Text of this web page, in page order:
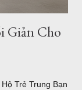
Giản Cho
Trẻ Trung Bạn